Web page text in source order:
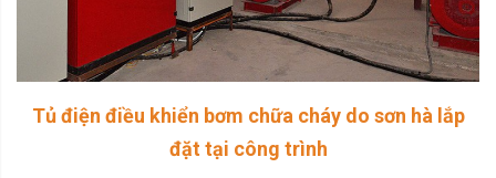
Tủ điện điều khiển bơm chữa cháy do sơn hà lắp
đặt tại công trình